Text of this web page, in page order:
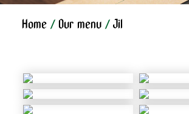
Home/Our menu/Jil